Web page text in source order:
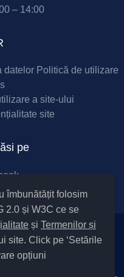
îmbunătățit folosim
2.0 și W3C ce se
și Termenilor și
site. Click pe ‘Setările
opțiuni
– 14:00
datelor Politică de utilizare
a site-ului
site
pe